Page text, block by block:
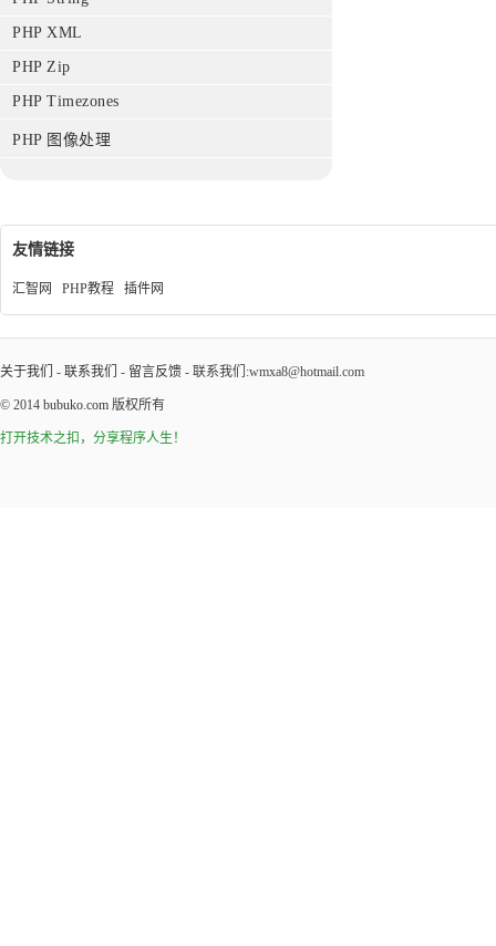
PHP XML
PHP Zip
PHP Timezones
PHP 图像处理
友情链接
汇智网 PHP教程 插件网
关于我们 - 联系我们 - 留言反馈 - 联系我们:wmxa8@hotmail.com
© 2014 bubuko.com 版权所有
打开技术之扣，分享程序人生！